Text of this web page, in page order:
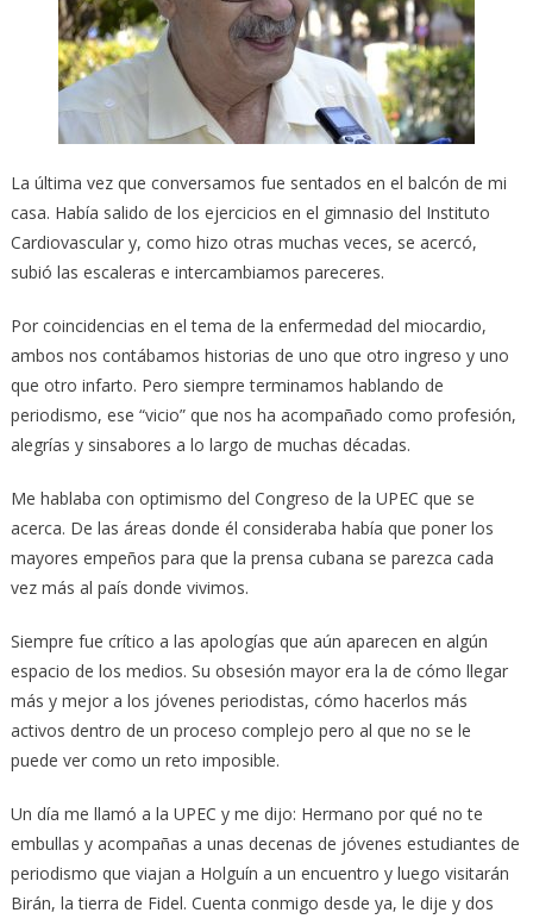
La última vez que conversamos fue sentados en el balcón de mi
casa. Había salido de los ejercicios en el gimnasio del Instituto
Cardiovascular y, como hizo otras muchas veces, se acercó,
subió las escaleras e intercambiamos pareceres.
Por coincidencias en el tema de la enfermedad del miocardio,
ambos nos contábamos historias de uno que otro ingreso y uno
que otro infarto. Pero siempre terminamos hablando de
periodismo, ese “vicio” que nos ha acompañado como profesión,
alegrías y sinsabores a lo largo de muchas décadas.
Me hablaba con optimismo del Congreso de la UPEC que se
acerca. De las áreas donde él consideraba había que poner los
mayores empeños para que la prensa cubana se parezca cada
vez más al país donde vivimos.
Siempre fue crítico a las apologías que aún aparecen en algún
espacio de los medios. Su obsesión mayor era la de cómo llegar
más y mejor a los jóvenes periodistas, cómo hacerlos más
activos dentro de un proceso complejo pero al que no se le
puede ver como un reto imposible.
Un día me llamó a la UPEC y me dijo: Hermano por qué no te
embullas y acompañas a unas decenas de jóvenes estudiantes de
periodismo que viajan a Holguín a un encuentro y luego visitarán
Birán, la tierra de Fidel. Cuenta conmigo desde ya, le dije y dos